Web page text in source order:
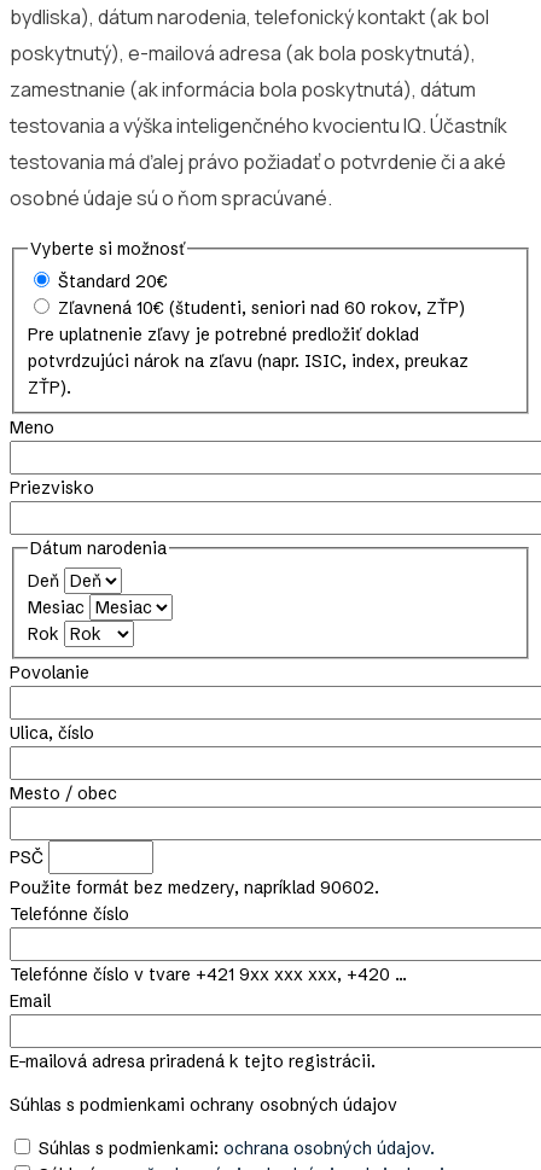
bydliska), dátum narodenia, telefonický kontakt (ak bol
poskytnutý), e-mailová adresa (ak bola poskytnutá),
zamestnanie (ak informácia bola poskytnutá), dátum
testovania a výška inteligenčného kvocientu IQ. Účastník
testovania má ďalej právo požiadať o potvrdenie či a aké
osobné údaje sú o ňom spracúvané.
Vyberte si možnosť
Štandard 20€
Zľavnená 10€ (študenti, seniori nad 60 rokov, ZŤP)
Pre uplatnenie zľavy je potrebné predložiť doklad
potvrdzujúci nárok na zľavu (napr. ISIC, index, preukaz
ZŤP).
Meno
Priezvisko
Dátum narodenia
Deň
Mesiac
Rok
Povolanie
Ulica, číslo
Mesto / obec
PSČ
Použite formát bez medzery, napríklad 90602.
Telefónne číslo
Telefónne číslo v tvare +421 9xx xxx xxx, +420 ...
Email
E-mailová adresa priradená k tejto registrácii.
Súhlas s podmienkami ochrany osobných údajov
Súhlas s podmienkami: ochrana osobných údajov.